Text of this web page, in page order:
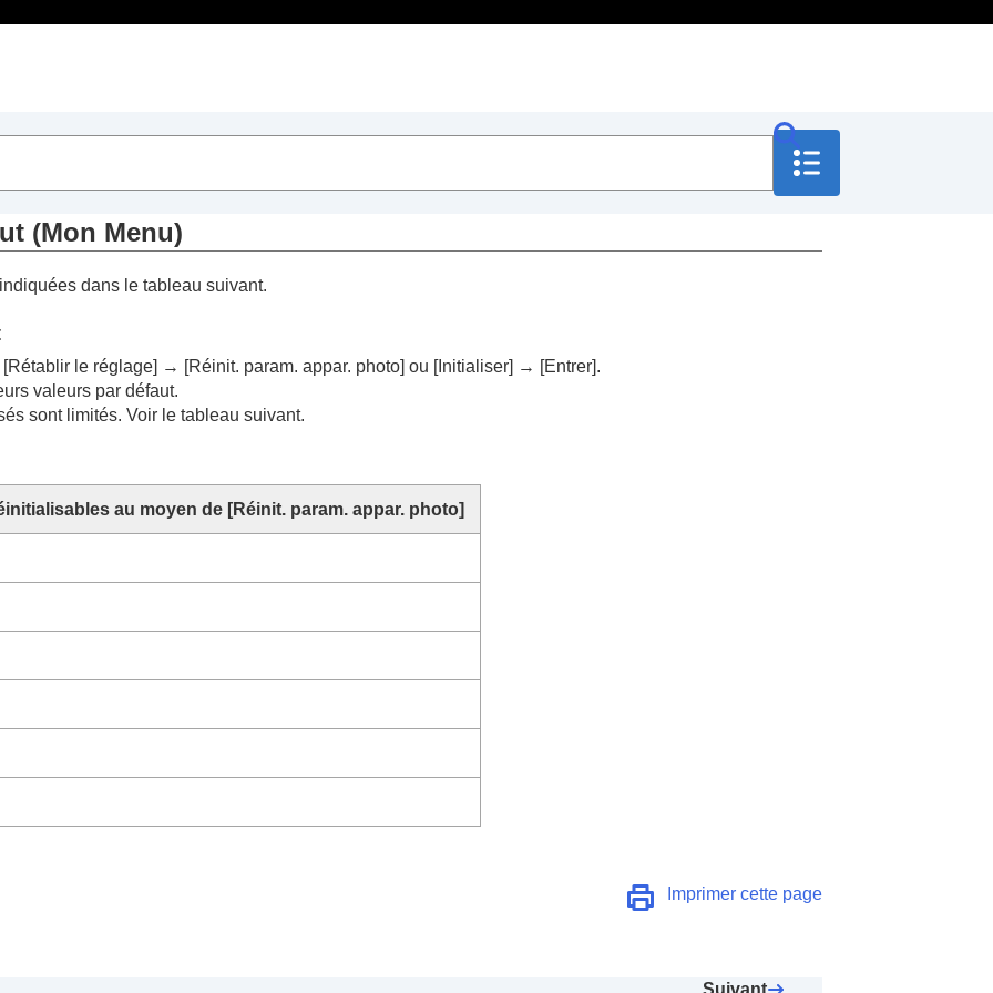
multi-interface
enregistrables
(
(Exposition/couleur)
(Mon Menu)
dans le tableau suivant.
[Rétablir le réglage] → [Réinit. param. appar. photo] ou [Initialiser] → [Entrer].
valeurs par défaut.
sont limités. Voir le tableau suivant.
au moyen de [Réinit. param. appar. photo]
Imprimer cette page
Suivant